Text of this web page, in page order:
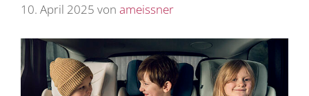
10. April 2025 von ameissner